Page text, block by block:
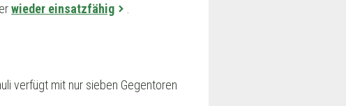
wieder einsatzfähig
verfügt mit nur sieben Gegentoren